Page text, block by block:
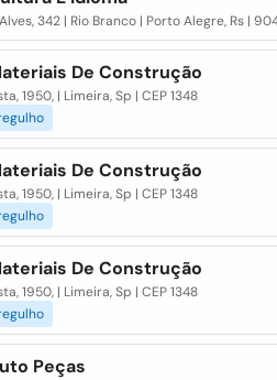
342 | Rio Branco | Porto Alegre, Rs |
De Construção
1950, | Limeira, Sp | CEP 1348
De Construção
1950, | Limeira, Sp | CEP 1348
De Construção
1950, | Limeira, Sp | CEP 1348
Peças